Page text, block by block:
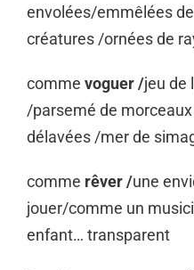
envolées/emmêlées
créatures /ornées de
comme voguer /jeu de
/parsemé de
délavées /mer de
comme rêver /une
jouer/comme un
enfant… transparent